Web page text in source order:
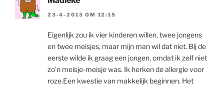
23-4-2013 OM 12:15
Eigenlijk zou ik vier kinderen willen, twee jongens
en twee meisjes, maar mijn man wil dat niet. Bij de
eerste wilde ik graag een jongen, omdat ik zelf niet
zo’n meisje-meisje was. Ik herken de allergie voor
roze.Een kwestie van makkelijk beginnen. Het